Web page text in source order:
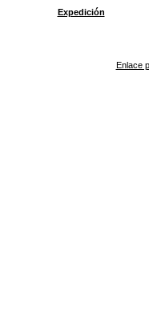
Expedición
Enlace